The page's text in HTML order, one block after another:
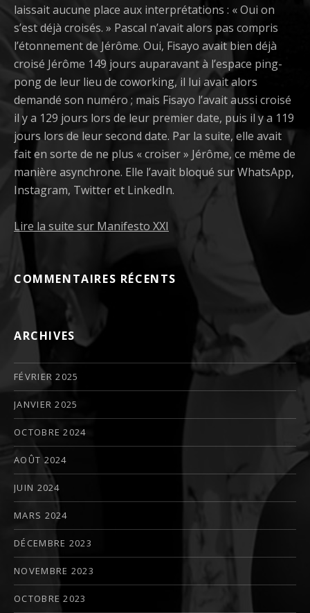
laissait aucune place aux interprétations : « Oui on
s’est déjà croisés. » Pascal n’avait alors pas compris
l’étonnement de Jérôme. Oui, Fisayo avait bien déjà
croisé Jérôme 149 jours auparavant à l’espace ping-
pong de leur lieu de coworking, il lui avait alors
demandé son numéro ; mais Fisayo l’avait aussi croisé
il y a 129 jours lors de leur premier date, puis il y a 119
jours lors de leur second date. Par la suite, elle avait
fait en sorte de ne plus « croiser » Jérôme, ce même de
manière asynchrone. Elle l’avait bloqué sur WhatsApp,
Instagram, Twitter et LinkedIn.
Lire la suite sur Manifesto XXI
COMMENTAIRES RÉCENTS
ARCHIVES
FÉVRIER 2025
JANVIER 2025
OCTOBRE 2024
AOÛT 2024
JUIN 2024
MARS 2024
DÉCEMBRE 2023
NOVEMBRE 2023
OCTOBRE 2023